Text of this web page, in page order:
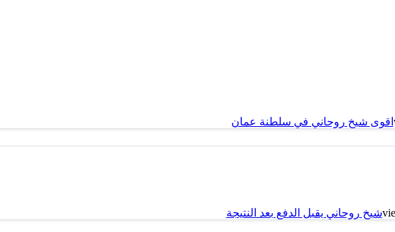
اقوى شيخ روحاني في سلطنة عمان
شيخ روحاني يقبل الدفع بعد النتيجة